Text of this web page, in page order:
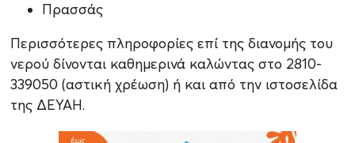
Πρασσάς
Περισσότερες πληροφορίες επί της διανομής του
νερού δίνονται καθημερινά καλώντας στο 2810-
339050 (αστική χρέωση) ή και από την ιστοσελίδα
της ΔΕΥΑΗ.